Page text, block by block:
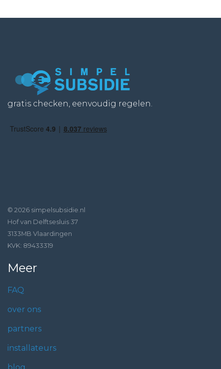
gratis checken, eenvoudig regelen.
© 2026 simpelsubsidie.nl
Hof van Delftsesluis 37
3133MB Vlaardingen
KVK: 89433319
Meer
FAQ
over ons
partners
installateurs